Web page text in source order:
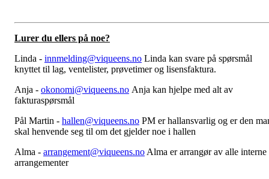
Lurer du ellers på noe?
Linda - innmelding@viqueens.no Linda kan svare på spørsmål
knyttet til lag, ventelister, prøvetimer og lisensfaktura.
Anja - okonomi@viqueens.no Anja kan hjelpe med alt av
fakturaspørsmål
Pål Martin - hallen@viqueens.no PM er hallansvarlig og er den
skal henvende seg til om det gjelder noe i hallen
Alma - arrangement@viqueens.no Alma er arrangør av alle interne
arrangementer